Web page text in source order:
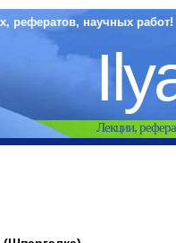
рефератов, научных работ!
Лекции,